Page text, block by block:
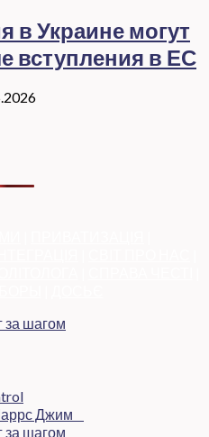
в Украине могут
вступления в ЕС